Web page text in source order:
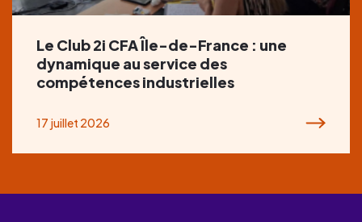
Le Club 2i CFA Île-de-France : une
dynamique au service des
compétences industrielles
17 juillet 2026